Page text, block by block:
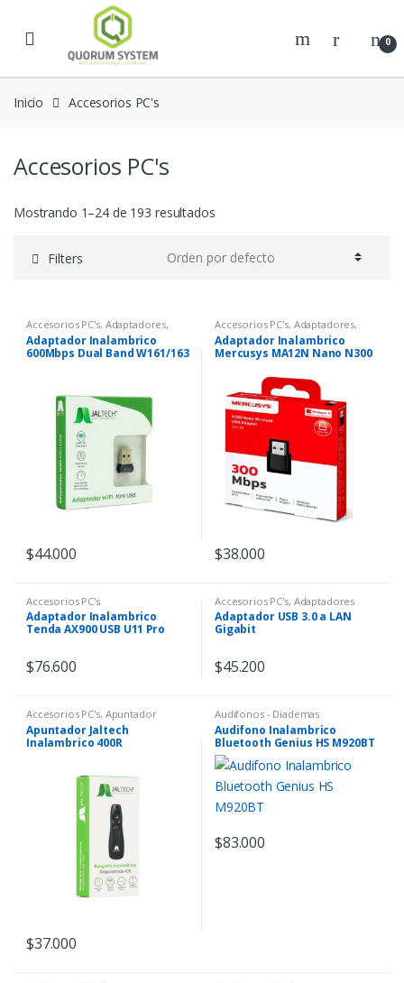
Skip to navigation
0
Inicio Accesorios PC's
Accesorios PC's
Mostrando 1–24 de 193 resultados
Filters
Accesorios PC's, Adaptadores,
Conectividad - Wi-Fi
Adaptador Inalambrico
600Mbps Dual Band W161/163
$44.000
Accesorios PC's, Adaptadores,
Conectividad - Wi-Fi
Adaptador Inalambrico
Mercusys MA12N Nano N300
$38.000
Accesorios PC's
Adaptador Inalambrico
Tenda AX900 USB U11 Pro
$76.600
Accesorios PC's, Adaptadores
Adaptador USB 3.0 a LAN
Gigabit
$45.200
Accesorios PC's, Apuntador
Apuntador Jaltech
Inalambrico 400R
$37.000
Audifonos - Diademas
Audifono Inalambrico
Bluetooth Genius HS M920BT
$83.000